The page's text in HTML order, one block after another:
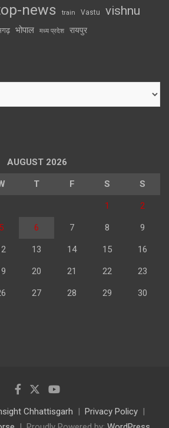
news train Vastu vishnu
भोपाल मध्य प्रदेश रायपुर
AUGUST 2026
T F S S
1 2
5 6 7 8 9
13 14 15 16
20 21 22 23
27 28 29 30
Chhattisgarh
Privacy Policy